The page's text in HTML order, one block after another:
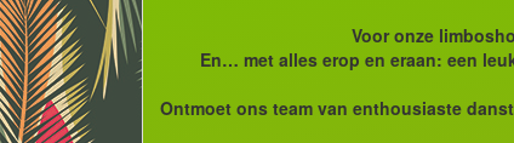
Voor onze
En… met alles erop en eraan: een
Ontmoet ons team van enthousiaste